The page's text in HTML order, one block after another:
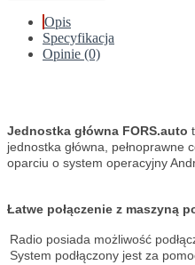
Opis
Specyfikacja
Opinie (0)
Jednostka główna FORS.auto
jednostka główna, pełnoprawne
oparciu o system operacyjny
Łatwe połączenie z maszyną
Radio posiada możliwość
System podłączony jest za